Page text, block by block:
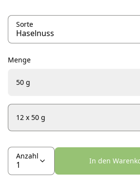
Sorte
Menge
50 g
12 x 50 g
Anzahl
In den